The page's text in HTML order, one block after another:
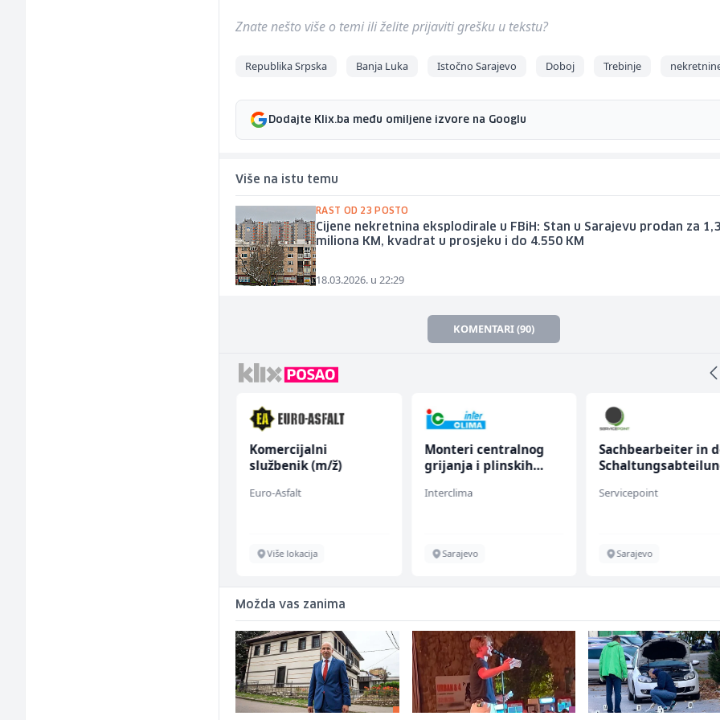
Znate nešto više o temi ili želite prijaviti grešku u tekstu?
Republika Srpska Banja Luka Istočno Sarajevo Doboj Trebinje
Dodajte Klix.ba među omiljene izvore na Googlu
Više na istu temu
RAST OD 23 POSTO
Cijene nekretnina eksplodirale u FBiH: Stan u Sarajevu prodan za
miliona KM, kvadrat u prosjeku i do 4.550 KM
18.03.2026. u 22:29
KOMENTARI (90)
Komercijalni
službenik (m/ž)
Euro-Asfalt
Više lokacija
Monteri centralnog
grijanja i plinskih
Interclima
Sarajevo
Sachbearbeiter in
Servicepoint
Sarajevo
Možda vas zanima